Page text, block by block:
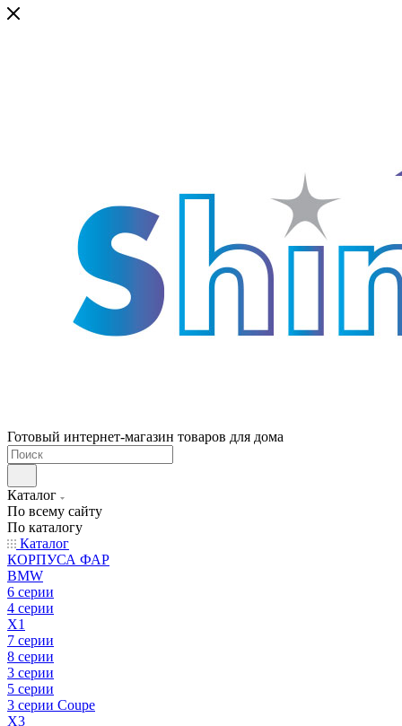
Готовый интернет-магазин товаров для дома
Каталог
По всему сайту
По каталогу
Каталог
КОРПУСА ФАР
BMW
6 серии
4 серии
X1
7 серии
8 серии
3 серии
5 серии
3 серии Coupe
X3